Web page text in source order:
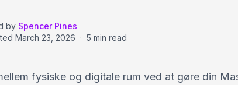
by Spencer Pines
March 23, 2026 · 5 min read
fysiske og digitale rum ved at gøre din